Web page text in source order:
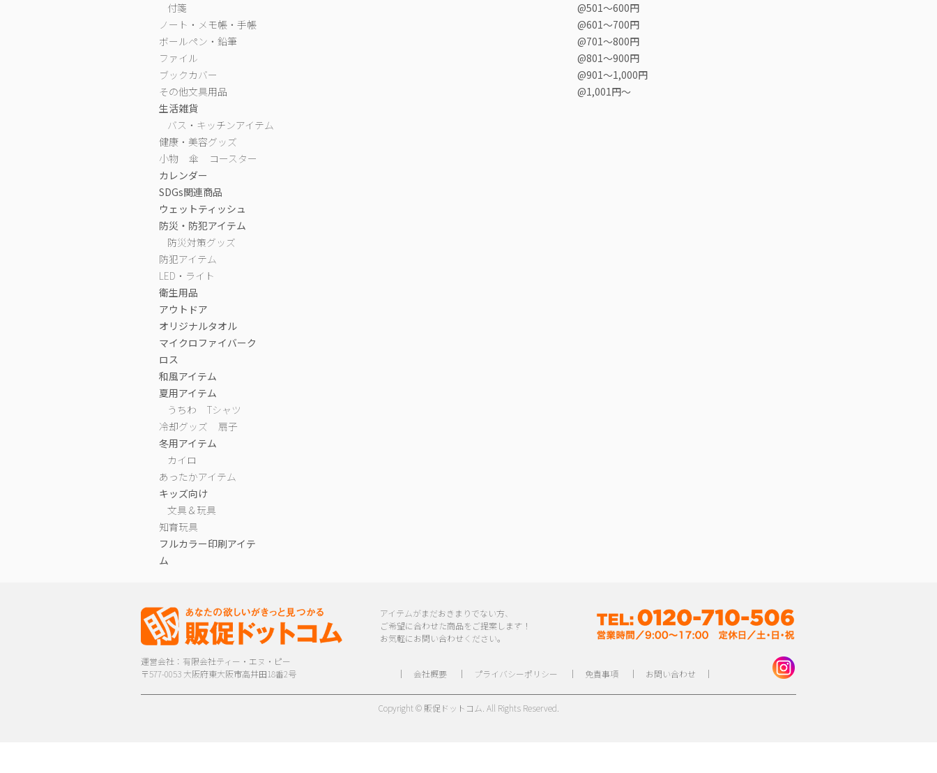
付箋
ノート・メモ帳・手帳
ボールペン・鉛筆
ファイル
ブックカバー
その他文具用品
生活雑貨
バス・キッチンアイテム
健康・美容グッズ
小物
傘
コースター
カレンダー
SDGs関連商品
ウェットティッシュ
防災・防犯アイテム
防災対策グッズ
防犯アイテム
LED・ライト
衛生用品
アウトドア
オリジナルタオル
マイクロファイバーク
ロス
和風アイテム
夏用アイテム
うちわ
Tシャツ
冷却グッズ
扇子
冬用アイテム
カイロ
あったかアイテム
キッズ向け
文具＆玩具
知育玩具
フルカラー印刷アイテ
ム
@501〜600円
@601〜700円
@701〜800円
@801〜900円
@901〜1,000円
@1,001円〜
アイテムがまだおきまりでない方、
ご希望に合わせた商品をご提案します！
お気軽にお問い合わせください。
運営会社：有限会社ティー・エヌ・ピー
〒577-0053 大阪府東大阪市高井田18番2号
｜ 会社概要｜ プライバシーポリシー ｜ 免責事項｜ お問い合わせ ｜
Copyright © 販促ドットコム. All Rights Reserved.